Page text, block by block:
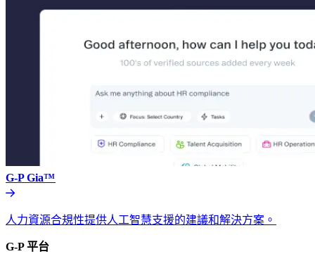
G-P Gia™​​
人力資源合規性提供人工智慧支援的建議和解決方案。​​
G-P 平台​​